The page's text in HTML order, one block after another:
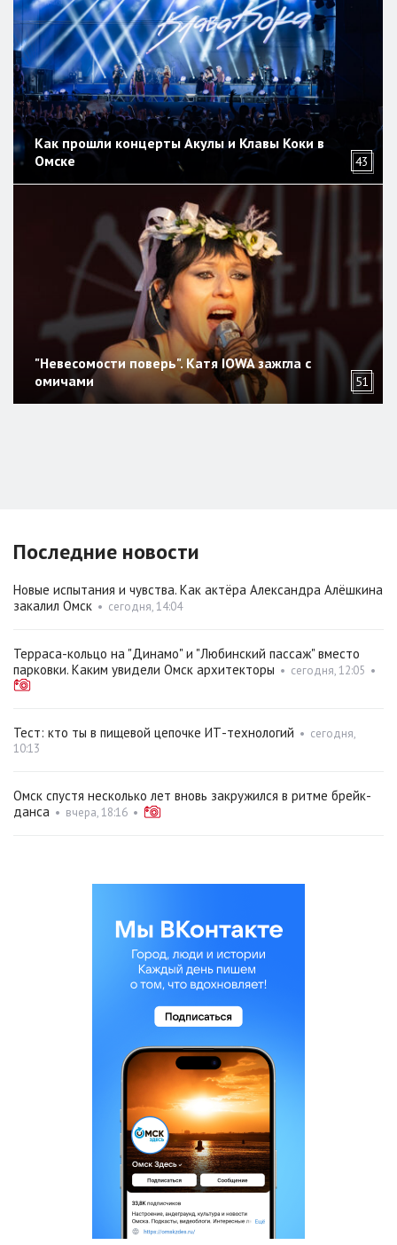
Как прошли концерты Акулы и Клавы Коки в
Омске
43
"Невесомости поверь". Катя IOWA зажгла с
омичами
51
Последние новости
Новые испытания и чувства. Как актёра Александра Алёшкина
закалил Омск • сегодня, 14:04
Терраса-кольцо на "Динамо" и "Любинский пассаж" вместо
парковки. Каким увидели Омск архитекторы • сегодня, 12:05 •
Тест: кто ты в пищевой цепочке ИТ-технологий • сегодня,
10:13
Омск спустя несколько лет вновь закружился в ритме брейк-
данса • вчера, 18:16 •